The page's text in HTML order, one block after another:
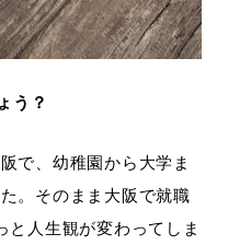
う？
で、幼稚園から大学ま
。そのまま大阪で就職
と人生観が変わってしま